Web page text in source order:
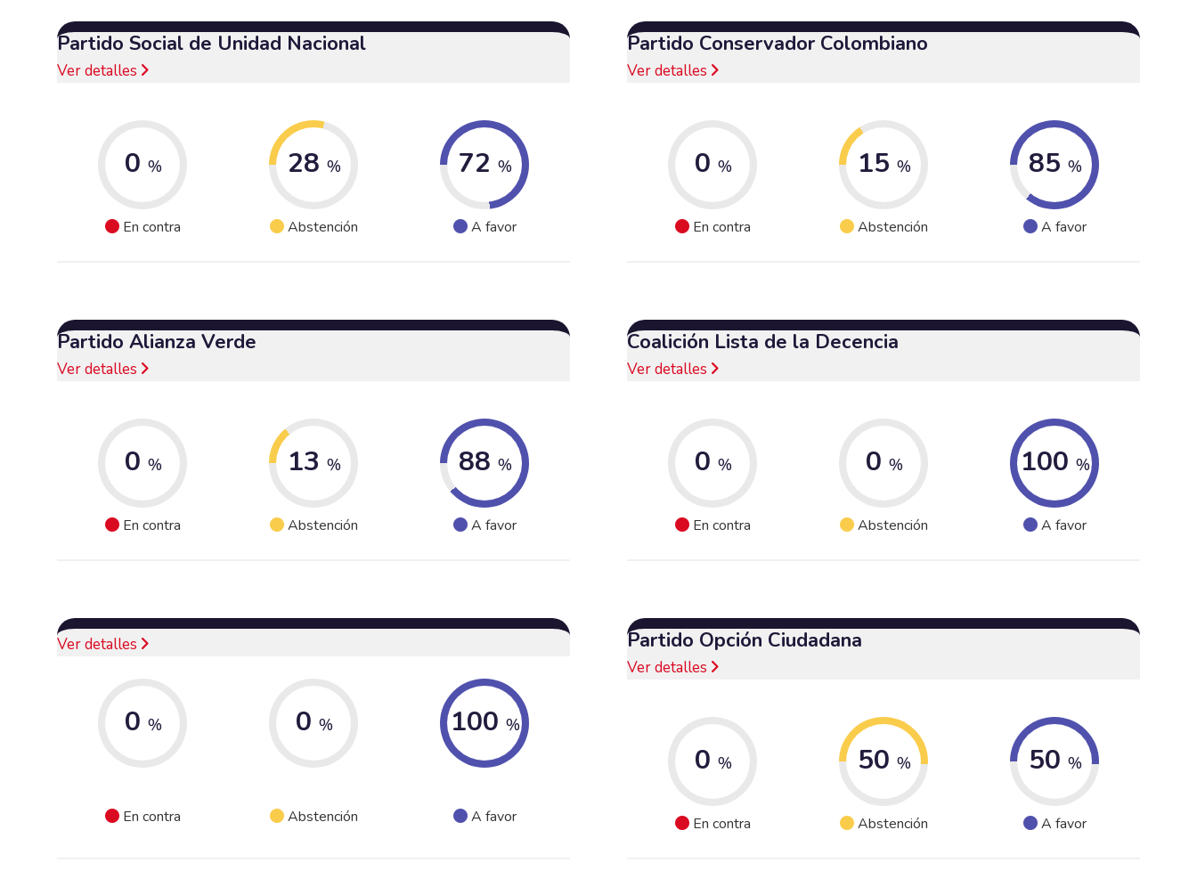
Partido Social de Unidad Nacional
Ver detalles
0 %
En contra
28 %
Abstención
72 %
A favor
Partido Conservador Colombiano
Ver detalles
0 %
En contra
15 %
Abstención
85 %
A favor
Partido Alianza Verde
Ver detalles
0 %
En contra
13 %
Abstención
88 %
A favor
Coalición Lista de la Decencia
Ver detalles
0 %
En contra
0 %
Abstención
100 %
A favor
Ver detalles
0 %
En contra
0 %
Abstención
100 %
A favor
Partido Opción Ciudadana
Ver detalles
0 %
En contra
50 %
Abstención
50 %
A favor